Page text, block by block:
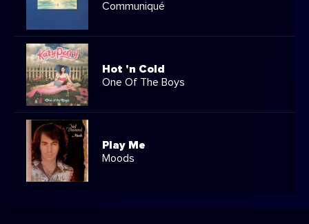
Communiqué
Hot 'n Cold
One Of The Boys
Play Me
Moods